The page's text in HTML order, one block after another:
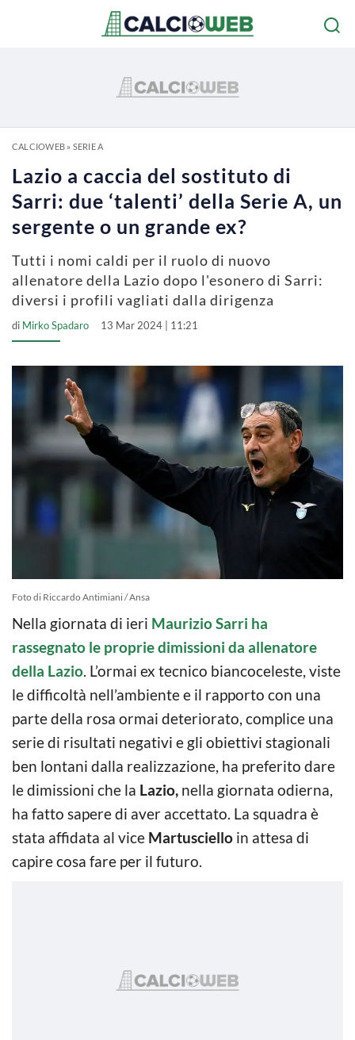
CALCIOWEB» SERIE A
Lazio a caccia del sostituto di
Sarri: due ‘talenti’ della Serie A, un
sergente o un grande ex?
Tutti i nomi caldi per il ruolo di nuovo
allenatore della Lazio dopo l'esonero di Sarri:
diversi i profili vagliati dalla dirigenza
di Mirko Spadaro 13 Mar 2024 | 11:21
Foto di Riccardo Antimiani / Ansa
Nella giornata di ieri Maurizio Sarri ha
rassegnato le proprie dimissioni da allenatore
della Lazio. L’ormai ex tecnico biancoceleste, viste
le difficoltà nell’ambiente e il rapporto con una
parte della rosa ormai deteriorato, complice una
serie di risultati negativi e gli obiettivi stagionali
ben lontani dalla realizzazione, ha preferito dare
le dimissioni che la Lazio, nella giornata odierna,
ha fatto sapere di aver accettato. La squadra è
stata affidata al vice Martusciello in attesa di
capire cosa fare per il futuro.